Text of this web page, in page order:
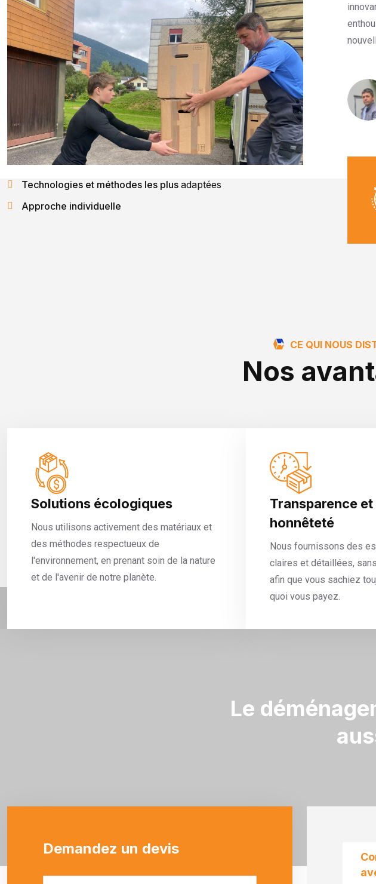
Technologies et méthodes les plus adaptées
Approche individuelle
CE QUI NOUS
Nos
Solutions écologiques
Nous utilisons activement des matériaux et
des méthodes respectueux de
l'environnement, en prenant soin de la nature
et de l'avenir de notre planète.
Transparence et
honnêteté
Nous fournissons des
claires et détaillées,
afin que vous sachiez
quoi vous payez.
Le
Demandez un devis